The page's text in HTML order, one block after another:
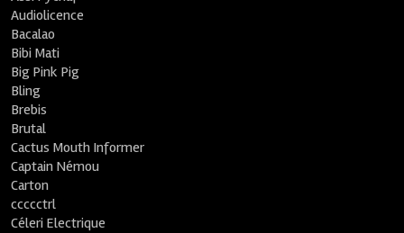
Audiolicence
Bacalao
Bibi Mati
Big Pink Pig
Bling
Brebis
Brutal
Cactus Mouth Informer
Captain Némou
Carton
ccccctrl
Céleri Electrique